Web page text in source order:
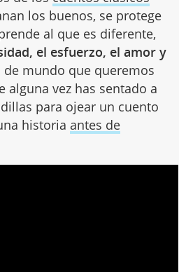
los buenos, se protege
al que es diferente,
el esfuerzo, el amor y
de mundo que queremos
alguna vez has sentado a
para ojear un cuento
historia antes de